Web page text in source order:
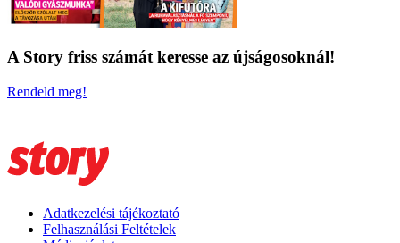
A Story friss számát keresse az újságosoknál!
Rendeld meg!
Adatkezelési tájékoztató
Felhasználási Feltételek